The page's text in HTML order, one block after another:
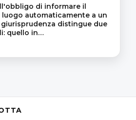
di informare il
automaticamente a un
distingue due
quello in…